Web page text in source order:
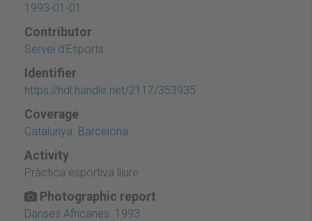
1993-01-01
Contributor
Servei d'Esports
Identifier
https://hdl.handle.net/2117/353935
Coverage
Catalunya. Barcelona
Activity
Pràctica esportiva lliure
Photographic report
Danses Africanes. 1993